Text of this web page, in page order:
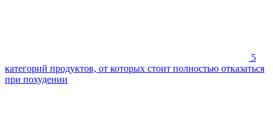
5
категорий продуктов, от которых стоит полностью отказаться
при похудении